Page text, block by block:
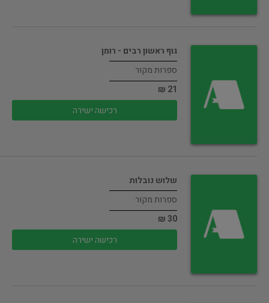
גוף ראשון רבים - רומן
ספרות מקור
21 ₪
רכישה ישירה
שלוש נובלות
ספרות מקור
30 ₪
רכישה ישירה